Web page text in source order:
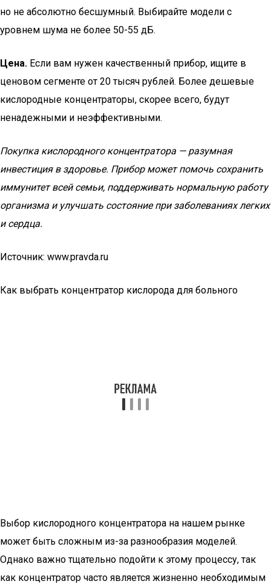
но не абсолютно бесшумный. Выбирайте модели с
уровнем шума не более 50-55 дБ.
Цена. Если вам нужен качественный прибор, ищите в
ценовом сегменте от 20 тысяч рублей. Более дешевые
кислородные концентраторы, скорее всего, будут
ненадежными и неэффективными.
Покупка кислородного концентратора — разумная
инвестиция в здоровье. Прибор может помочь сохранить
иммунитет всей семьи, поддерживать нормальную работу
организма и улучшать состояние при заболеваниях легких
и сердца.
Источник: www.pravda.ru
Как выбрать концентратор кислорода для больного
Выбор кислородного концентратора на нашем рынке
может быть сложным из-за разнообразия моделей.
Однако важно тщательно подойти к этому процессу, так
как концентратор часто является жизненно необходимым